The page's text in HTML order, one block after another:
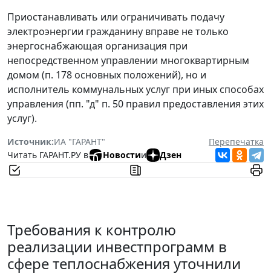
Приостанавливать или ограничивать подачу
электроэнергии гражданину вправе не только
энергоснабжающая организация при
непосредственном управлении многоквартирным
домом (п. 178 основных положений), но и
исполнитель коммунальных услуг при иных способах
управления (пп. "д" п. 50 правил предоставления этих
услуг).
Источник:ИА "ГАРАНТ"
Перепечатка
Читать ГАРАНТ.РУ в
Новостии Дзен
Требования к контролю
реализации инвестпрограмм в
сфере теплоснабжения уточнили